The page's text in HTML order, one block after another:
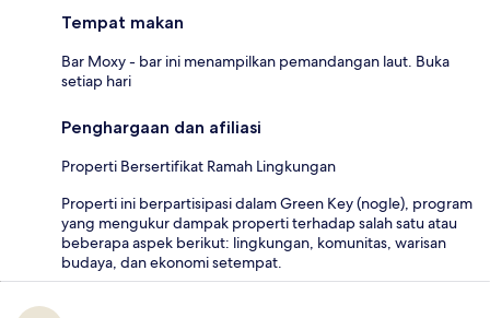
Tempat makan
Bar Moxy - bar ini menampilkan pemandangan laut. Buka
setiap hari
Penghargaan dan afiliasi
Properti Bersertifikat Ramah Lingkungan
Properti ini berpartisipasi dalam Green Key (nogle), program
yang mengukur dampak properti terhadap salah satu atau
beberapa aspek berikut: lingkungan, komunitas, warisan
budaya, dan ekonomi setempat.